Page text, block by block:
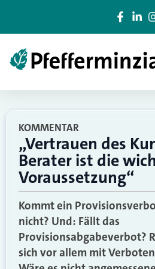
KOMMENTAR
„Vertrauen des
Berater ist die
Voraussetzung“
Kommt ein
nicht? Und: Fällt das
Provisionsabgabeverbot?
sich vor allem mit